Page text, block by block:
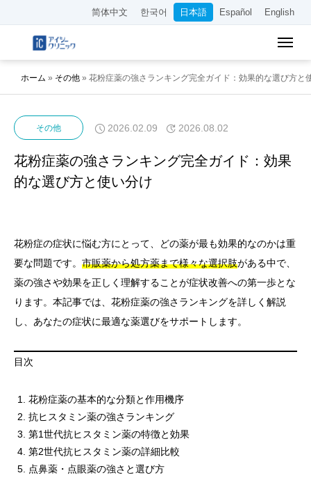
简体中文 한국어 日本語 Español English
ホーム » その他 » 花粉症薬の強さランキング完全ガイド：効果的な選び方と
その他 2026.02.09 2026.08.02
花粉症薬の強さランキング完全ガイド：効果
的な選び方と使い分け
花粉症の症状に悩む方にとって、どの薬が最も効果的なのかは重
要な問題です。 市販薬から処方薬まで様々な選択肢がある中で、
薬の強さや効果を正しく理解することが症状改善への第一歩とな
ります。本記事では、花粉症薬の強さランキングを詳しく解説
し、あなたの症状に最適な薬選びをサポートします。
目次
花粉症薬の基本的な分類と作用機序
抗ヒスタミン薬の強さランキング
第1世代抗ヒスタミン薬の特徴と効果
第2世代抗ヒスタミン薬の詳細比較
点鼻薬・点眼薬の強さと選び方